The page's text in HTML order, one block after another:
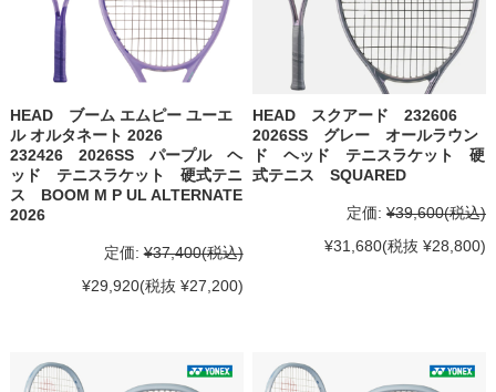
HEAD ブーム エムピー ユーエ
ル オルタネート 2026
232426 2026SS パープル ヘ
ッド テニスラケット 硬式テニ
ス BOOM M P UL ALTERNATE
2026
定価: ¥37,400(税込)
¥29,920(税抜 ¥27,200)
HEAD スクアード 232606
2026SS グレー オールラウン
ド ヘッド テニスラケット 硬
式テニス SQUARED
定価: ¥39,600(税込)
¥31,680(税抜 ¥28,800)